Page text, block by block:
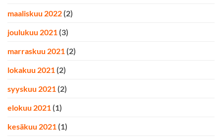
maaliskuu 2022 (2)
joulukuu 2021 (3)
marraskuu 2021 (2)
lokakuu 2021 (2)
syyskuu 2021 (2)
elokuu 2021 (1)
kesäkuu 2021 (1)